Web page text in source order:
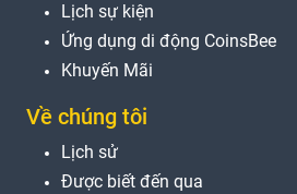
Lịch sự kiện
Ứng dụng di động CoinsBee
Khuyến Mãi
Về chúng tôi
Lịch sử
Được biết đến qua